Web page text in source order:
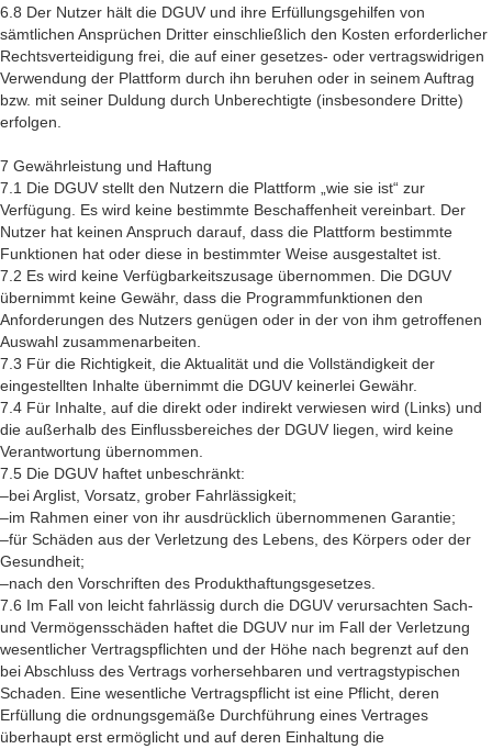
6.8 Der Nutzer hält die DGUV und ihre Erfüllungsgehilfen von
sämtlichen Ansprüchen Dritter einschließlich den Kosten erforderlicher
Rechtsverteidigung frei, die auf einer gesetzes- oder vertragswidrigen
Verwendung der Plattform durch ihn beruhen oder in seinem Auftrag
bzw. mit seiner Duldung durch Unberechtigte (insbesondere Dritte)
erfolgen.
7 Gewährleistung und Haftung
7.1 Die DGUV stellt den Nutzern die Plattform „wie sie ist“ zur
Verfügung. Es wird keine bestimmte Beschaffenheit vereinbart. Der
Nutzer hat keinen Anspruch darauf, dass die Plattform bestimmte
Funktionen hat oder diese in bestimmter Weise ausgestaltet ist.
7.2 Es wird keine Verfügbarkeitszusage übernommen. Die DGUV
übernimmt keine Gewähr, dass die Programmfunktionen den
Anforderungen des Nutzers genügen oder in der von ihm getroffenen
Auswahl zusammenarbeiten.
7.3 Für die Richtigkeit, die Aktualität und die Vollständigkeit der
eingestellten Inhalte übernimmt die DGUV keinerlei Gewähr.
7.4 Für Inhalte, auf die direkt oder indirekt verwiesen wird (Links) und
die außerhalb des Einflussbereiches der DGUV liegen, wird keine
Verantwortung übernommen.
7.5 Die DGUV haftet unbeschränkt:
–bei Arglist, Vorsatz, grober Fahrlässigkeit;
–im Rahmen einer von ihr ausdrücklich übernommenen Garantie;
–für Schäden aus der Verletzung des Lebens, des Körpers oder der
Gesundheit;
–nach den Vorschriften des Produkthaftungsgesetzes.
7.6 Im Fall von leicht fahrlässig durch die DGUV verursachten Sach-
und Vermögensschäden haftet die DGUV nur im Fall der Verletzung
wesentlicher Vertragspflichten und der Höhe nach begrenzt auf den
bei Abschluss des Vertrags vorhersehbaren und vertragstypischen
Schaden. Eine wesentliche Vertragspflicht ist eine Pflicht, deren
Erfüllung die ordnungsgemäße Durchführung eines Vertrages
überhaupt erst ermöglicht und auf deren Einhaltung die